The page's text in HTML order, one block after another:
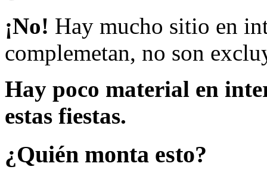
¡No! Hay mucho sitio en
complemetan, no son
Hay poco material en
estas fiestas.
¿Quién monta esto?